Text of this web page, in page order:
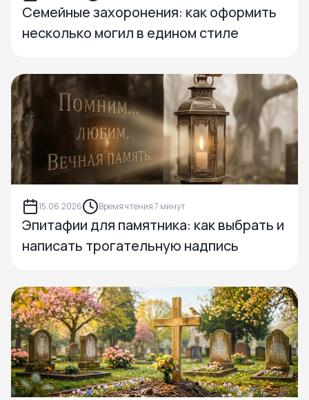
Семейные захоронения: как оформить
несколько могил в едином стиле
15.06.2026 Время чтения 7 минут
Эпитафии для памятника: как выбрать и
написать трогательную надпись